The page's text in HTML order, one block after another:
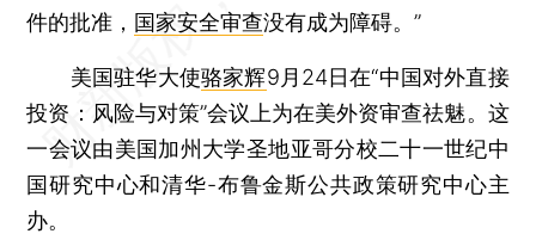
件的批准， 国家安全审查没有成为障碍。”
美国驻华大使骆家辉9月24日在“中国对外直接
投资：风险与对策”会议上为在美外资审查祛魅。这
一会议由美国加州大学圣地亚哥分校二十一世纪中
国研究中心和清华-布鲁金斯公共政策研究中心主
办。